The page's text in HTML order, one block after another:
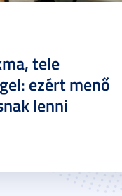
tele
ezért menő
lenni